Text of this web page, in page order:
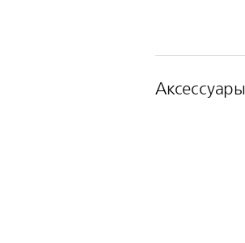
Аксессуары